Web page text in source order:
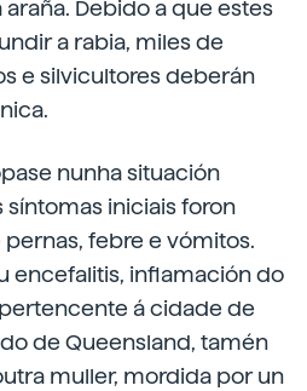
Debido a que estes
a rabia, miles de
e silvicultores deberán
nunha situación
síntomas iniciais foron
febre e vómitos.
encefalitis, inflamación do
á cidade de
de Queensland, tamén
muller, mordida por un